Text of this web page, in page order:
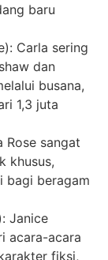
baru
Carla sering
dan
busana,
1,3 juta
Rose sangat
khusus,
bagi beragam
Janice
acara-acara
fiksi,